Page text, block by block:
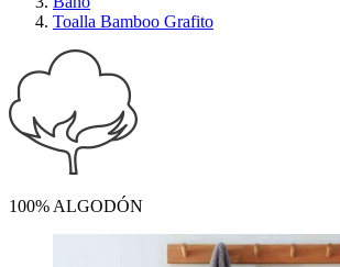
Toalla Bamboo Grafito
100% ALGODÓN